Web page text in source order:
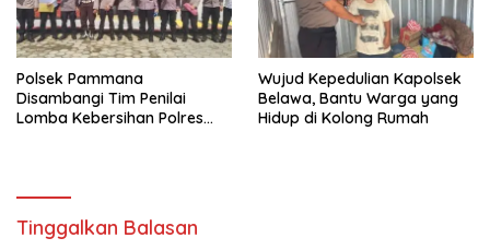
Polsek Pammana
Disambangi Tim Penilai
Lomba Kebersihan Polres
Wujud Kepedulian Kapolsek
Belawa, Bantu Warga yang
Hidup di Kolong Rumah
Tinggalkan Balasan